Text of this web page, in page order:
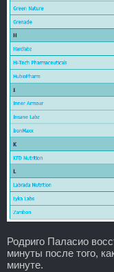
Родриго Паласио
минуты после того,
минуте.